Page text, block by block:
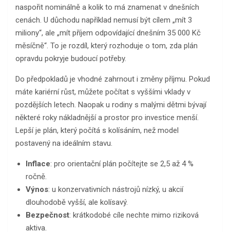
naspořit nominálně a kolik to má znamenat v dnešních
cenách. U důchodu například nemusí být cílem „mít 3
miliony“, ale „mít příjem odpovídající dnešním 35 000 Kč
měsíčně“. To je rozdíl, který rozhoduje o tom, zda plán
opravdu pokryje budoucí potřeby.
Do předpokladů je vhodné zahrnout i změny příjmu. Pokud
máte kariérní růst, můžete počítat s vyššími vklady v
pozdějších letech. Naopak u rodiny s malými dětmi bývají
některé roky nákladnější a prostor pro investice menší.
Lepší je plán, který počítá s kolísáním, než model
postavený na ideálním stavu.
Inflace: pro orientační plán počítejte se 2,5 až 4 %
ročně.
Výnos: u konzervativních nástrojů nízký, u akcií
dlouhodobě vyšší, ale kolísavý.
Bezpečnost: krátkodobé cíle nechte mimo riziková
aktiva.